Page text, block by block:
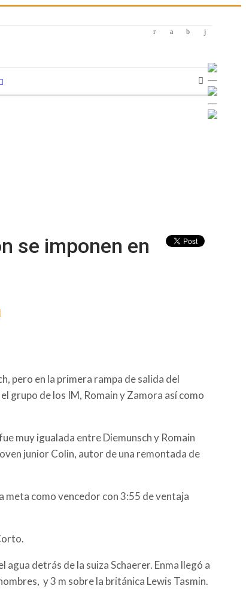
se imponen en
pero en la primera rampa de salida del
grupo de los IM, Romain y Zamora así como
muy igualada entre Diemunsch y Romain
junior Colin, autor de una remontada de
meta como vencedor con 3:55 de ventaja
detrás de la suiza Schaerer. Enma llegó a
y 3 m sobre la británica Lewis Tasmin.